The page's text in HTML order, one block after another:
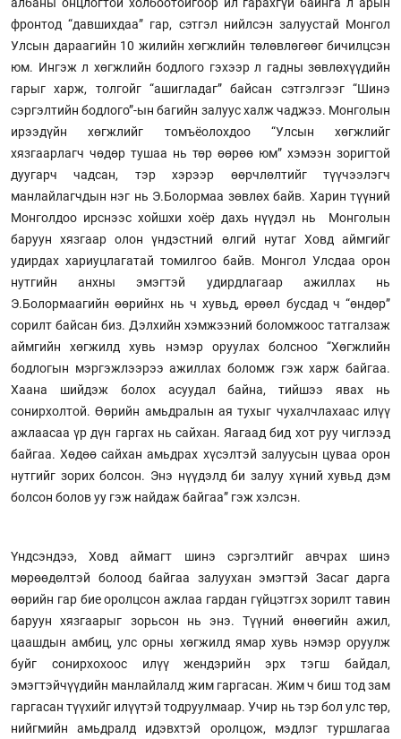
фронтод “давшихдаа” гар, сэтгэл нийлсэн залуустай Монгол
Улсын дараагийн 10 жилийн хөгжлийн төлөвлөгөөг бичилцсэн
юм. Ингэж л хөгжлийн бодлого гэхээр л гадны зөвлөхүүдийн
гарыг харж, толгойг “ашигладаг” байсан сэтгэлгээг “Шинэ
сэргэлтийн бодлого”-ын багийн залуус халж чаджээ. Монголын
ирээдүйн хөгжлийг томъёолохдоо “Улсын хөгжлийг
хязгаарлагч чөдөр тушаа нь төр өөрөө юм” хэмээн зоригтой
дуугарч чадсан, тэр хэрээр өөрчлөлтийг түүчээлэгч
манлайлагчдын нэг нь Э.Болормаа зөвлөх байв. Харин түүний
Монголдоо ирснээс хойшхи хоёр дахь нүүдэл нь Монголын
баруун хязгаар олон үндэстний өлгий нутаг Ховд аймгийг
удирдах хариуцлагатай томилгоо байв. Монгол Улсдаа орон
нутгийн анхны эмэгтэй удирдлагаар ажиллах нь
Э.Болормаагийн өөрийнх нь ч хувьд, өрөөл бусдад ч “өндөр”
сорилт байсан биз. Дэлхийн хэмжээний боломжоос татгалзаж
аймгийн хөгжилд хувь нэмэр оруулах болсноо “Хөгжлийн
бодлогын мэргэжлээрээ ажиллах боломж гэж харж байгаа.
Хаана шийдэж болох асуудал байна, тийшээ явах нь
сонирхолтой. Өөрийн амьдралын ая тухыг чухалчлахаас илүү
ажлаасаа үр дүн гаргах нь сайхан. Яагаад бид хот руу чиглээд
байгаа. Хөдөө сайхан амьдрах хүсэлтэй залуусын цуваа орон
нутгийг зорих болсон. Энэ нүүдэлд би залуу хүний хувьд дэм
болсон болов уу гэж найдаж байгаа” гэж хэлсэн.
Үндсэндээ, Ховд аймагт шинэ сэргэлтийг авчрах шинэ
мөрөөдөлтэй болоод байгаа залуухан эмэгтэй Засаг дарга
өөрийн гар бие оролцсон ажлаа гардан гүйцэтгэх зорилт тавин
баруун хязгаарыг зорьсон нь энэ. Түүний өнөөгийн ажил,
цаашдын амбиц, улс орны хөгжилд ямар хувь нэмэр оруулж
буйг сонирхохоос илүү жендэрийн эрх тэгш байдал,
эмэгтэйчүүдийн манлайлалд жим гаргасан. Жим ч биш тод зам
гаргасан түүхийг илүүтэй тодруулмаар. Учир нь тэр бол улс төр,
нийгмийн амьдралд идэвхтэй оролцож, мэдлэг туршлагаа